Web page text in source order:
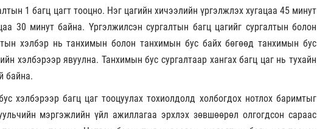
1 багц цагт тооцно. Нэг цагийн хичээлийн үргэлжлэх хугацаа 45 минут
30 минут байна. Үргэлжилсэн сургалтын багц цагийг сургалтын болон
хэлбэр нь танхимын болон танхимын бус байх бөгөөд танхимын бус
хэлбэрээр явуулна. Танхимын бус сургалтаар хангах багц цаг нь тухайн
байна.
хэлбэрээр багц цаг тооцуулах тохиолдолд холбогдох нотлох баримтыг
мэргэжлийн үйл ажиллагаа эрхлэх зөвшөөрөл олгогдсон сараас